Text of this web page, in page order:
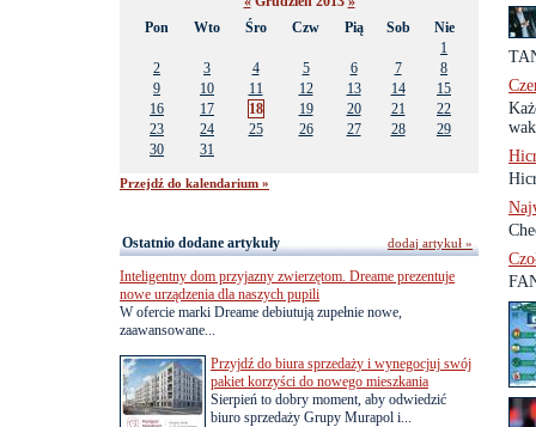
Pon
Wto Śro Czw Pią Sob
Nie
1
2
3 4 5 6 7
8
9
10 11 12 13 14
15
16
17 18 19 20 21
22
23
24 25 26 27 28
29
30
31
Przejdź do kalendarium »
Ostatnio dodane artykuły
Inteligentny dom przyjazny zwierzętom. Dreame prezentuje
nowe urządzenia dla naszych pupili
W ofercie marki Dreame debiutują zupełnie nowe,
zaawansowane...
Przyjdź do biura sprzedaży i wynegocjuj swój
pakiet korzyści do nowego mieszkania
Sierpień to dobry moment, aby odwiedzić
biuro sprzedaży Grupy Murapol i...
dodaj artykuł »